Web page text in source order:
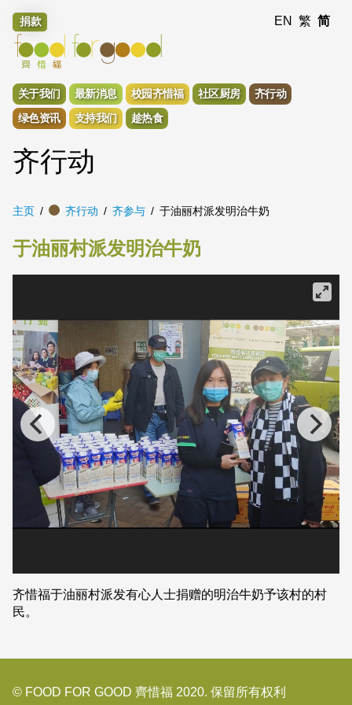
捐款 EN 繁 简
关于我们 最新消息 校园齐惜福 社区厨房
齐行动
绿色资讯
支持我们 趁热食
齐行动
主页 齐行动 齐参与 于油丽村派发明治牛奶
于油丽村派发明治牛奶
齐惜福于油丽村派发有心人士捐赠的明治牛奶予该村的村
民。
© FOOD FOR GOOD 齊惜福 2020. 保留所有权利